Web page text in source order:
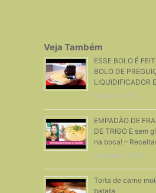
Veja Também
ESSE BOLO É
BOLO DE
LIQUIDIFICADOR
14 Abril, 2020
EMPADÃO DE
DE TRIGO E sem
na boca! –
16 Janeiro, 2019
Torta de carne
batata